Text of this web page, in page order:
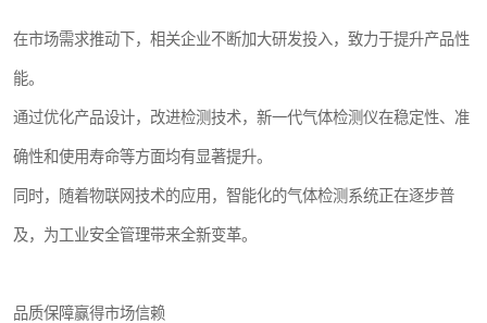
在市场需求推动下，相关企业不断加大研发投入，致力于提升产品性
能。
通过优化产品设计，改进检测技术，新一代气体检测仪在稳定性、准
确性和使用寿命等方面均有显著提升。
同时，随着物联网技术的应用，智能化的气体检测系统正在逐步普
及，为工业安全管理带来全新变革。
品质保障赢得市场信赖